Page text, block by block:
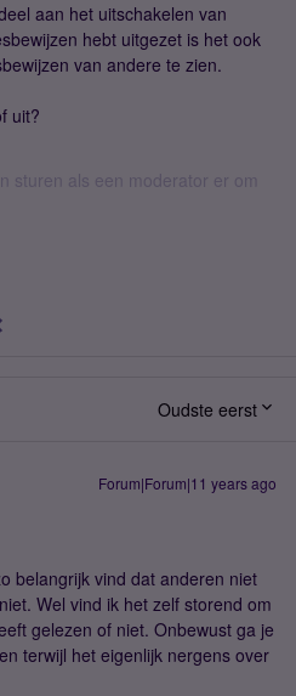
aan het uitschakelen van
hebt uitgezet is het ook
van andere te zien.
uit?
sturen als een moderator er om
Oudste eerst
Forum|Forum|11 years ago
belangrijk vind dat anderen niet
Wel vind ik het zelf storend om
gelezen of niet. Onbewust ga je
terwijl het eigenlijk nergens over